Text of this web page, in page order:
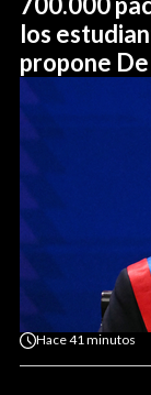
los
propone
Hace41 minutos